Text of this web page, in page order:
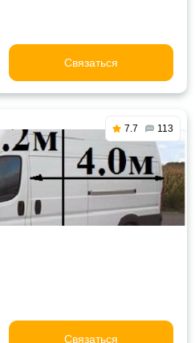
Связаться
7.7 113
Связаться